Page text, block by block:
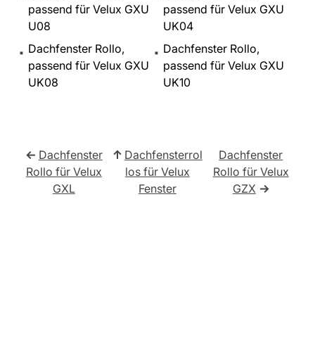
passend für Velux GXU
U08
passend für Velux GXU
UK04
Dachfenster Rollo,
passend für Velux GXU
UK08
Dachfenster Rollo,
passend für Velux GXU
UK10
← Dachfenster
Rollo für Velux
GXL
↑ Dachfensterrol
los für Velux
Fenster
Dachfenster
Rollo für Velux
GZX →